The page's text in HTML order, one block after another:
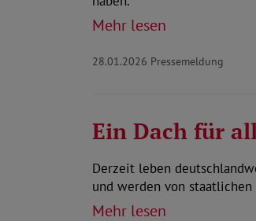
Mehr lesen
28.01.2026 Pressemeldung
Ein Dach für
Derzeit leben
und werden von
Mehr lesen